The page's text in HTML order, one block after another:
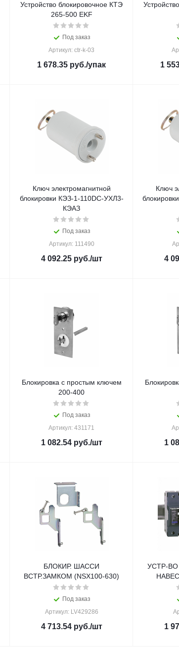
Устройство блокировочное КТЭ
265-500 EKF
Под заказ
Артикул: ctr-k-03
1 678.35 руб./упак 1
Ключ электромагнитной
блокировки КЭЗ-1-110DC-УХЛ3-
КЭАЗ
Под заказ
Артикул: 111490
4 092.25руб./шт
Ключ
4
Блокировка с простым ключем
200-400
Под заказ
Артикул: 431171
1 082.54руб./шт 1
БЛОКИР. ШАССИ
ВСТР.ЗАМКОМ (NSX100-630)
Под заказ
Артикул: LV429286
4 713.54руб./шт
УСТР-
1